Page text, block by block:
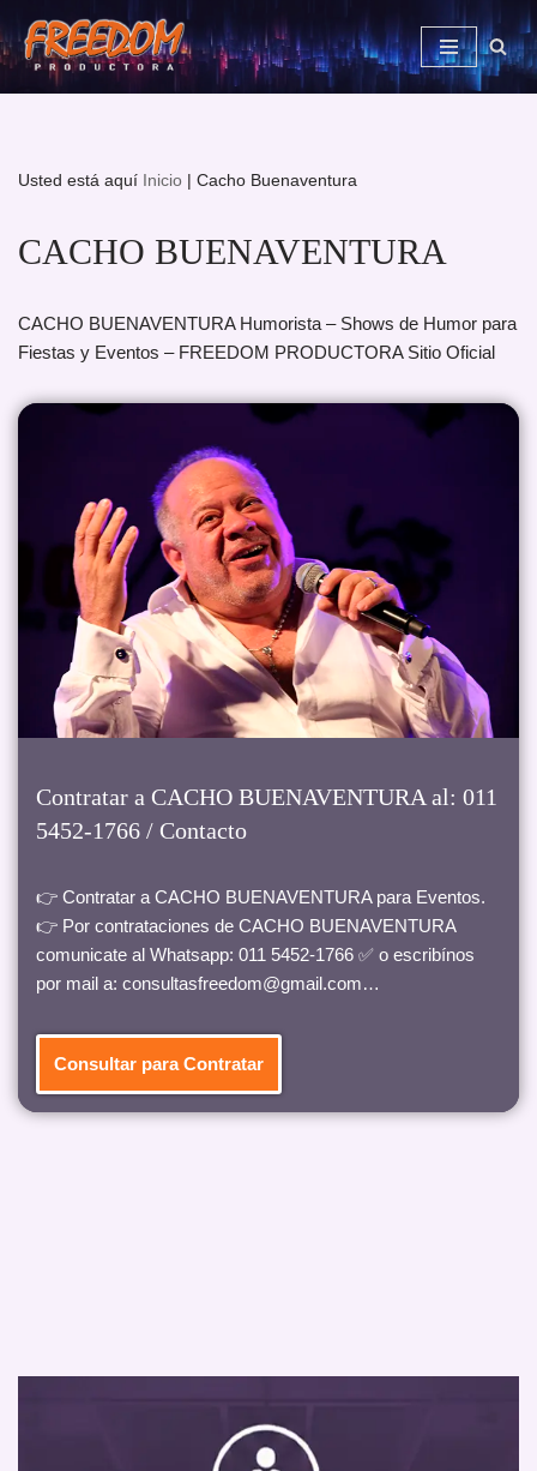
Saltar
al
Usted está aquí Inicio | Cacho Buenaventura
CACHO BUENAVENTURA
CACHO BUENAVENTURA Humorista – Shows de Humor para
Fiestas y Eventos – FREEDOM PRODUCTORA Sitio Oficial
Contratar a CACHO BUENAVENTURA al: 011
5452-1766 / Contacto
👉 Contratar a CACHO BUENAVENTURA para Eventos.
👉 Por contrataciones de CACHO BUENAVENTURA
comunicate al Whatsapp: 011 5452-1766 ✅ o escribínos
por mail a: consultasfreedom@gmail.com…
Consultar para Contratar